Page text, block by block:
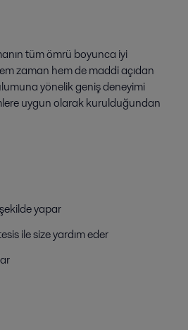
tüm ömrü boyunca iyi
zaman hem de maddi açıdan
yönelik geniş deneyimi
uygun olarak kurulduğundan
yapar
ile size yardım eder